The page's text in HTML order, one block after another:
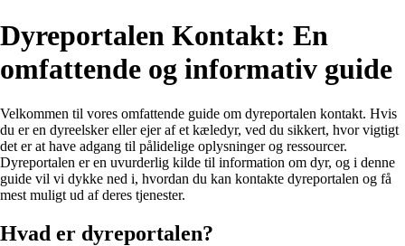
Dyreportalen Kontakt: En
omfattende og informativ guide
Velkommen til vores omfattende guide om dyreportalen kontakt. Hvis
du er en dyreelsker eller ejer af et kæledyr, ved du sikkert, hvor vigtigt
det er at have adgang til pålidelige oplysninger og ressourcer.
Dyreportalen er en uvurderlig kilde til information om dyr, og i denne
guide vil vi dykke ned i, hvordan du kan kontakte dyreportalen og få
mest muligt ud af deres tjenester.
Hvad er dyreportalen?